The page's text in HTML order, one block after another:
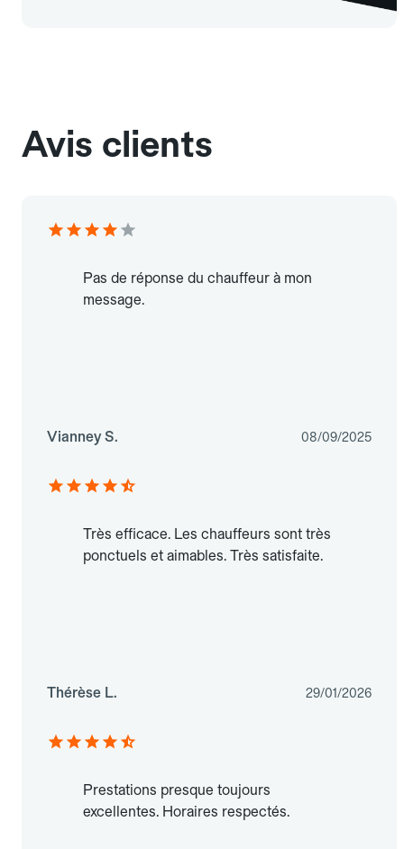
Avis clients
Pas de réponse du chauffeur à mon
message.
Vianney S. 08/09/2025
Très efficace. Les chauffeurs sont très
ponctuels et aimables. Très satisfaite.
Thérèse L. 29/01/2026
Prestations presque toujours
excellentes. Horaires respectés.